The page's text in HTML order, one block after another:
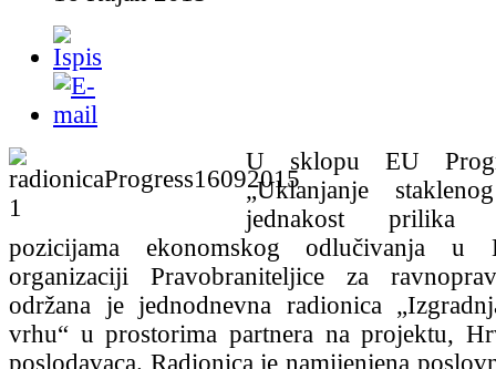
U sklopu EU
„Uklanjanje
jednakost prilika
pozicijama ekonomskog odlučivanja u
organizaciji Pravobraniteljice za
održana je jednodnevna radionica
vrhu“ u prostorima partnera na projektu,
poslodavaca. Radionica je namijenjena